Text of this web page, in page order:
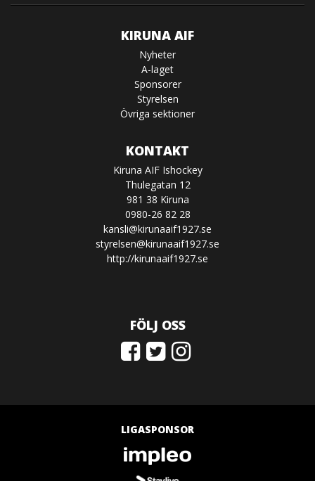
KIRUNA AIF
Nyheter
A-laget
Sponsorer
Styrelsen
Övriga sektioner
KONTAKT
Kiruna AIF Ishockey
Thulegatan 12
981 38 Kiruna
0980-26 82 28
kansli@kirunaaif1927.se
styrelsen@kirunaaif1927.se
http://kirunaaif1927.se
FÖLJ OSS
LIGASPONSOR